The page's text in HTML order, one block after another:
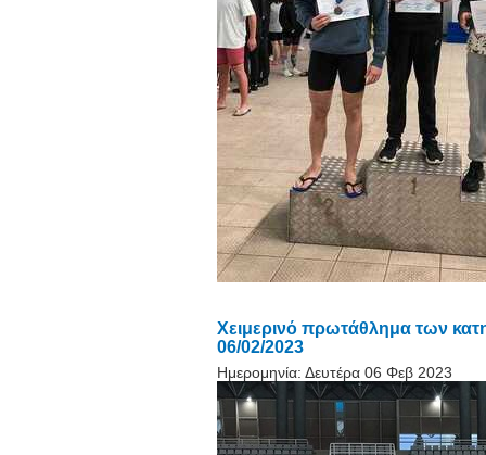
Χειμερινό πρωτάθλημα των
06/02/2023
Ημερομηνία: Δευτέρα 06 Φεβ 2023